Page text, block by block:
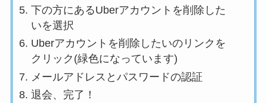
下の方にあるUberアカウントを削除した
いを選択
Uberアカウントを削除したいのリンクを
クリック(緑色になっています)
メールアドレスとパスワードの認証
退会、完了！